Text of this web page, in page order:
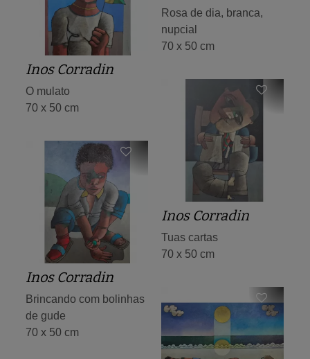
Rosa de dia, branca,
nupcial
70 x 50 cm
Inos Corradin
O mulato
70 x 50 cm
Inos Corradin
Tuas cartas
70 x 50 cm
Inos Corradin
Brincando com bolinhas
de gude
70 x 50 cm